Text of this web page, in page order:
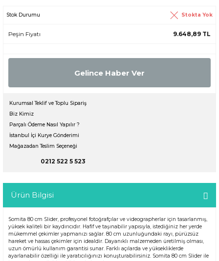
Stok Durumu Stokta Yok
Peşin Fiyatı 9.648,89 TL
Gelince Haber Ver
Kurumsal Teklif ve Toplu Sipariş
Biz Kimiz
Parçalı Ödeme Nasıl Yapılır ?
İstanbul İçi Kurye Gönderimi
Mağazadan Teslim Seçeneği
0212 522 5 523
Ürün Bilgisi
Somita 80 cm Slider, profesyonel fotoğrafçılar ve videographerlar için tasarlanmış,
yüksek kaliteli bir kaydırıcıdır. Hafif ve taşınabilir yapısıyla, istediğiniz her yerde
mükemmel çekimler yapmanızı sağlar. 80 cm uzunluğundaki rayı, pürüzsüz
hareket ve hassas çekimler için idealdir. Dayanıklı malzemeden üretilmiş olması,
uzun ömürlü kullanım garantisi sunar. Farklı açılarda ve yüksekliklerde
ayarlanabilir özelliği ile yaratıcılığınızı konuşturabilirsiniz. Somita 80 cm Slider ile